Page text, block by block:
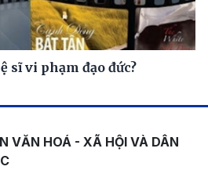
sĩ vi phạm đạo đức?
VĂN HOÁ - XÃ HỘI VÀ DÂN